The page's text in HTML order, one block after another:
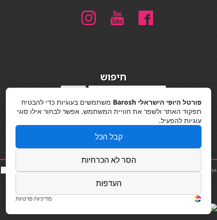
חיפוש
מדיניות פרטיות
החלקות שיער|תאורה לבית|פאות ותוספות שיער|נייל סטודיו|תוספות שיער|שף פרטי|כ
סאות
פורטל היופי הישראלי Barosh
משתמשים בעוגיות כדי להבטיח
תפקוד האתר ולשפר את חוויית המשתמש. אפשר לבחור אילו סוגי
עוגיות להפעיל.
קבל הכל
הסר לא הכרחיות
העדפות
מדיניות פרטיות